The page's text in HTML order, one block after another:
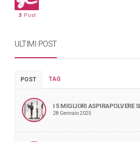
3 Post
ULTIMI POST
POST TAG
I 5 MIGLIORI ASPIRAPOLVERE
28 Gennaio 2025